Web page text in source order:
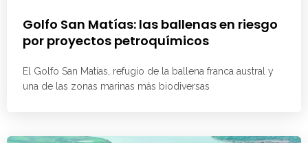
Golfo San Matías: las ballenas en riesgo
por proyectos petroquímicos
El Golfo San Matías, refugio de la ballena franca austral y
una de las zonas marinas más biodiversas